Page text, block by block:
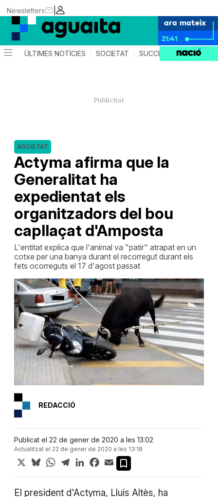
|
Newsletters
ara mateix
21:41
ÚLTIMES NOTÍCIES SOCIETAT SUCCESSOS AGENDA
Actyma afirma que la
Generalitat ha
expedientat els
organitzadors del bou
capllaçat d'Amposta
SOCIETAT
L'entitat explica que l'animal va "patir" atrapat en un
cotxe per una banya durant el recorregut durant els
fets ocorreguts el 17 d'agost passat
REDACCIÓ
Publicat el 22 de gener de 2020 a les 13:02
Actualitzat el 22 de gener de 2020 a les 13:18
X BlueskyWhatsApp
TelegramLinkedInFacebook
Email
El president d'Actyma, Lluís Altès, ha